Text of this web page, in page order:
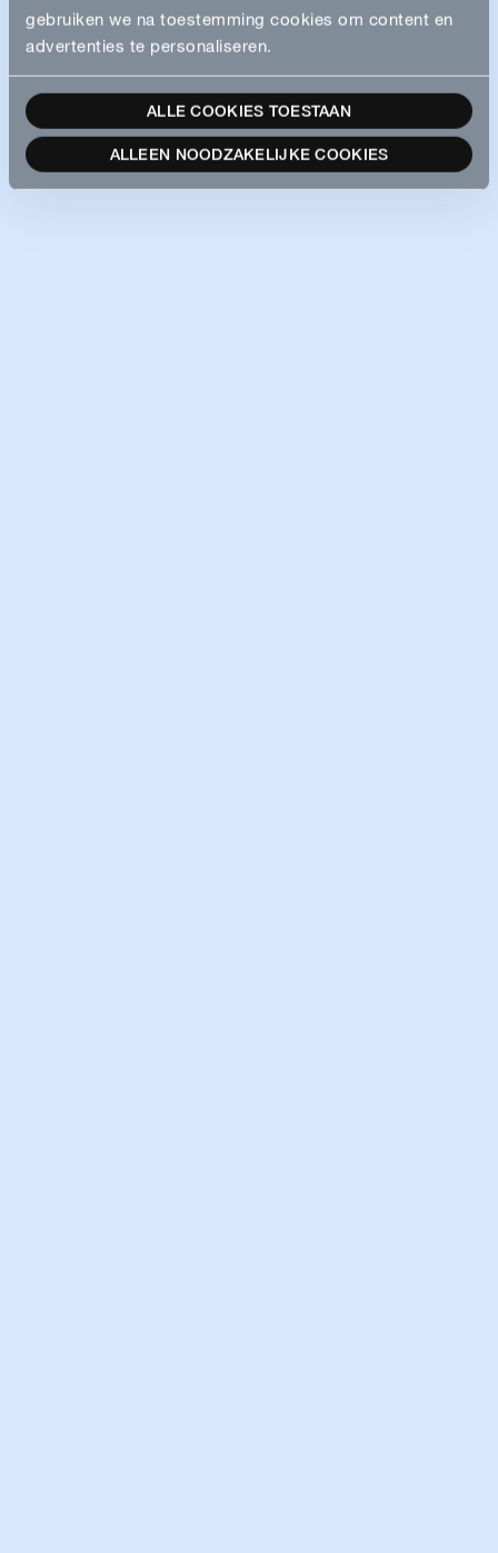
gebruiken we na toestemming cookies om content en
advertenties te personaliseren.
ALLE COOKIES TOESTAAN
ALLEEN NOODZAKELIJKE COOKIES